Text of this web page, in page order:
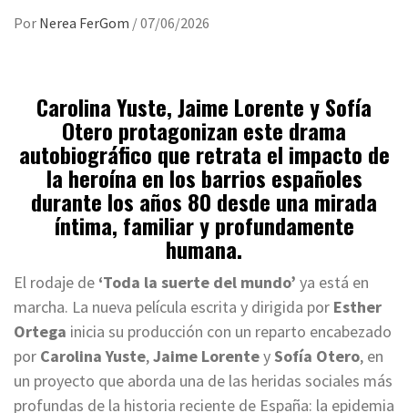
Por Nerea FerGom /07/06/2026
Carolina Yuste, Jaime Lorente y Sofía
Otero protagonizan este drama
autobiográfico que retrata el impacto de
la heroína en los barrios españoles
durante los años 80 desde una mirada
íntima, familiar y profundamente
humana.
El rodaje de ‘Toda la suerte del mundo’ ya está en
marcha. La nueva película escrita y dirigida por Esther
Ortega inicia su producción con un reparto encabezado
por Carolina Yuste,Jaime LorenteySofía Otero, en
un proyecto que aborda una de las heridas sociales más
profundas de la historia reciente de España: la epidemia